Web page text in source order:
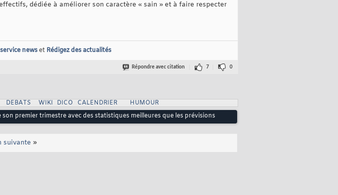
dédiée à améliorer son caractère « sain » et à faire respecter
newset Rédigez des actualités
Répondre avec citation 7 0
DEBATS WIKI DICO CALENDRIER
HUMOUR
premier trimestre avec des statistiques meilleures que les prévisions
suivante »